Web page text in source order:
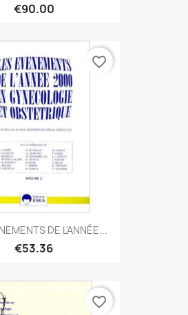
€90.00
DE L'ANNÉE...
€53.36
favorite_border
favorite_border